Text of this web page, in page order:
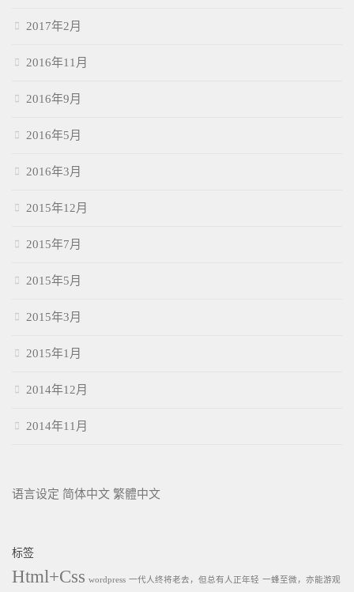
2017年2月
2016年11月
2016年9月
2016年5月
2016年3月
2015年12月
2015年7月
2015年5月
2015年3月
2015年1月
2014年12月
2014年11月
语言设定 简体中文 繁體中文
标签
Html+Css wordpress 一代人终将老去，但总有人正年轻 一蜂至微，亦能游观